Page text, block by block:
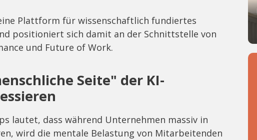
Plattform für wissenschaftlich fundiertes
positioniert sich damit an der Schnittstelle von
und Future of Work.
Seite" der KI-
lautet, dass während Unternehmen massiv in
wird die mentale Belastung von Mitarbeitenden